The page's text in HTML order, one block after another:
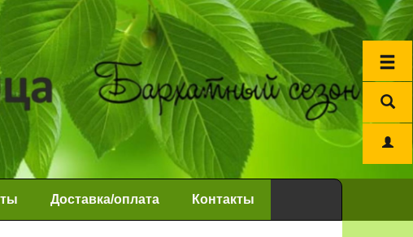
Доставка/оплата Контакты